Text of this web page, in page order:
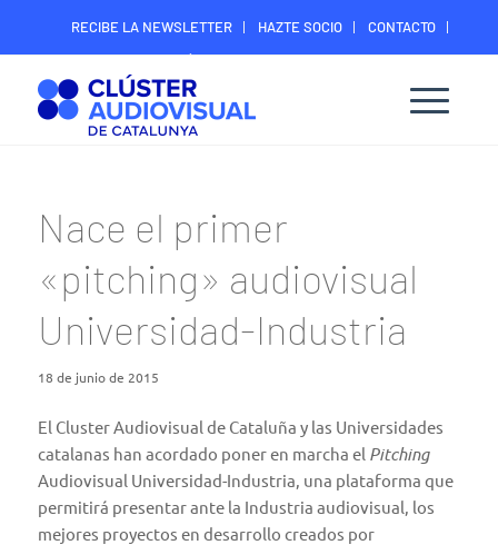
RECIBE LA NEWSLETTER HAZTE SOCIO
CONTACTO
ÁREA DIGITAL SOCIOS
Nace el primer
«pitching» audiovisual
Universidad-Industria
18 de junio de 2015
El Cluster Audiovisual de Cataluña y las Universidades
catalanas han acordado poner en marcha el Pitching
Audiovisual Universidad-Industria, una plataforma que
permitirá presentar ante la Industria audiovisual, los
mejores proyectos en desarrollo creados por